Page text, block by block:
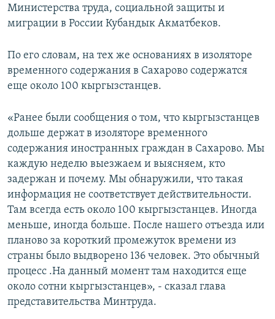
Министерства труда, социальной защиты и
миграции в России Кубандык Акматбеков.
По его словам, на тех же основаниях в изоляторе
временного содержания в Сахарово содержатся
еще около 100 кыргызстанцев.
«Ранее были сообщения о том, что кыргызстанцев
дольше держат в изоляторе временного
содержания иностранных граждан в Сахарово. Мы
каждую неделю выезжаем и выясняем, кто
задержан и почему. Мы обнаружили, что такая
информация не соответствует действительности.
Там всегда есть около 100 кыргызстанцев. Иногда
меньше, иногда больше. После нашего отъезда или
планово за короткий промежуток времени из
страны было выдворено 136 человек. Это обычный
процесс .На данный момент там находится еще
около сотни кыргызстанцев», - сказал глава
представительства Минтруда.